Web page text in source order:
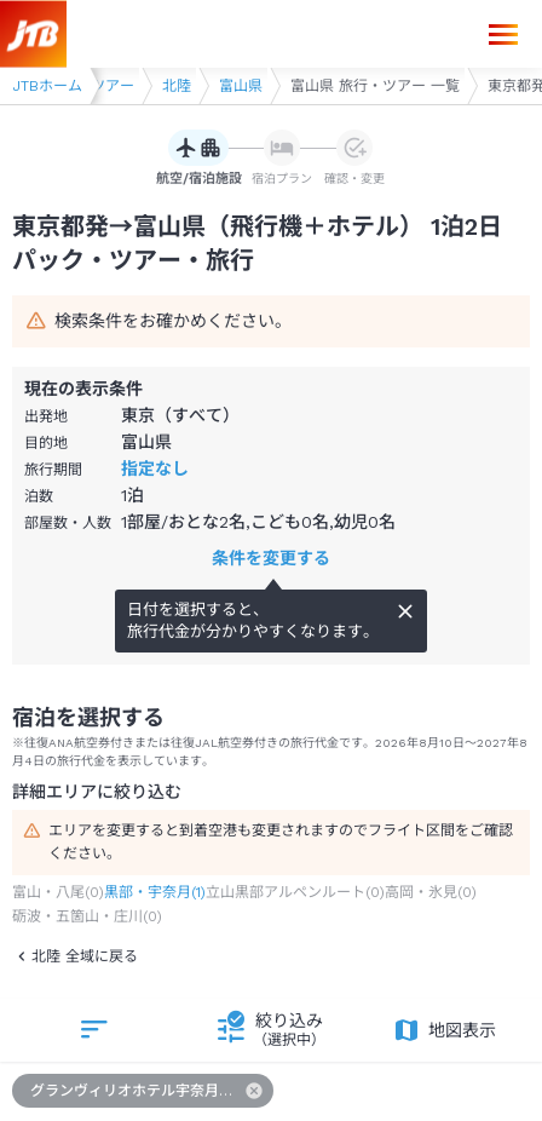
JTBホーム
飛行機利用ツアー 北陸 富山県 富山県 旅行・ツアー 一覧 東京都
航空/宿泊施設 宿泊プラン 確認・変更
東京都発→富山県（飛行機＋ホテル） 1泊2日
パック・ツアー・旅行
検索条件をお確かめください。
現在の表示条件
出発地 東京（すべて）
目的地 富山県
旅行期間 指定なし
泊数 1泊
部屋数・人数 1部屋/おとな2名,こども0名,幼児0名
条件を変更する
日付を選択すると、
旅行代金が分かりやすくなります。
宿泊を選択する
※往復ANA航空券付きまたは往復JAL航空券付きの旅行代金です。2026年8月10日～2027年8
月4日の旅行代金を表示しています。
詳細エリアに絞り込む
エリアを変更すると到着空港も変更されますのでフライト区間をご確認
ください。
富山・八尾(0)黒部・宇奈月 (1)立山黒部アルペンルート (0)高岡・氷見 (0)
砺波・五箇山・庄川(0)
北陸 全域に戻る
絞り込み
（選択中）
地図表示
グランヴィリオホテル宇奈月温泉